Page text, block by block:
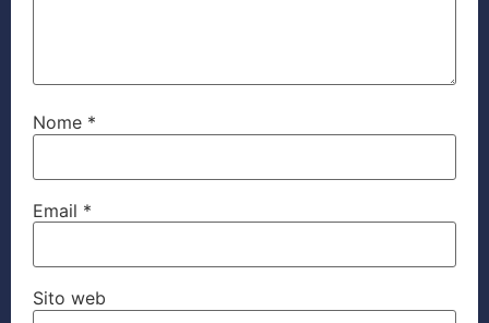
Nome *
Email *
Sito web